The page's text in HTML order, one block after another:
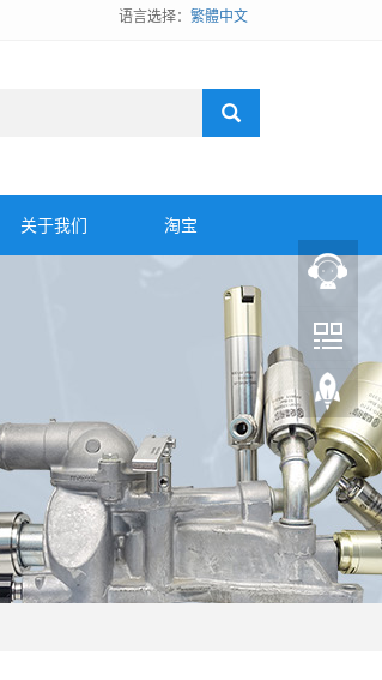
语言选择： 繁體中文
关于我们 淘宝